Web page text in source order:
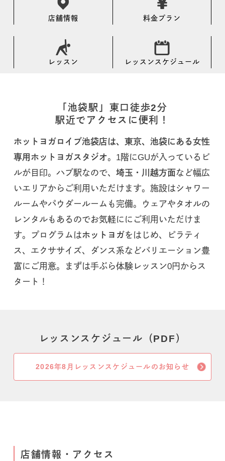
店舗情報 料金プラン
レッスン レッスンスケジュール
「池袋駅」東口徒歩2分
駅近でアクセスに便利！
ホットヨガロイブ池袋店は、東京、池袋にある女性
専用ホットヨガスタジオ。1階にGUが入っているビ
ルが目印。ハブ駅なので、 埼玉・川越方面など幅広
いエリアからご利用いただけます。施設はシャワー
ルームやパウダールームも完備。ウェアやタオルの
レンタルもあるのでお気軽ににご利用いただけま
す。プログラムはホットヨガをはじめ、ピラティ
ス、エクササイズ、ダンス系などバリエーション豊
富にご用意。まずは手ぶら体験レッスン0円からス
タート！
レッスンスケジュール（PDF）
2026年8月レッスンスケジュールのお知らせ
店舗情報・アクセス